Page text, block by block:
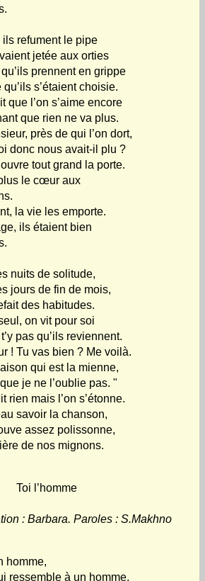
ils refument le pipe
jetée aux orties
prennent en grippe
qu’ils s’étaient choisie.
que l’on s’aime encore
que rien ne va plus.
près de qui l’on dort,
donc nous avait-il plu ?
tout grand la porte.
le cœur aux
la vie les emporte.
ils étaient bien
nuits de solitude,
jours de fin de mois,
des habitudes.
on vit pour soi
pas qu’ils reviennent.
! Tu vas bien ? Me voilà.
qui est la mienne,
je ne l’oublie pas. "
rien mais l’on s’étonne.
savoir la chanson,
assez polissonne,
de nos mignons.
Toi l’homme
: Barbara. Paroles : S.Makhno
homme,
ressemble à un homme,